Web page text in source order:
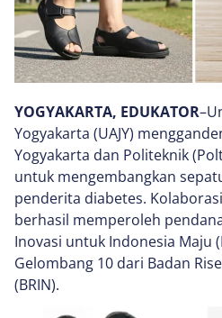
YOGYAKARTA, EDUKATOR
Yogyakarta (UAJY)
Yogyakarta dan Politeknik
untuk mengembangkan
penderita diabetes.
berhasil memperoleh
Inovasi untuk Indonesia Maju
Gelombang 10 dari Badan
(BRIN).